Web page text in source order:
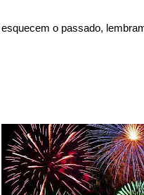
o passado,